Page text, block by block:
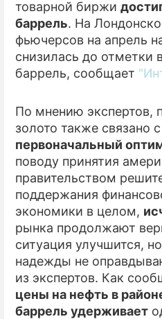
товарной биржи
баррель. На
фьючерсов на апрель
снизилась до отметки
баррель, сообщает
По мнению экспертов,
золото также связано
первоначальный
поводу принятия
правительством
поддержания
экономики в целом,
рынка продолжают
ситуация улучшится,
надежды не
из экспертов. Как
цены на нефть в
баррель удерживает